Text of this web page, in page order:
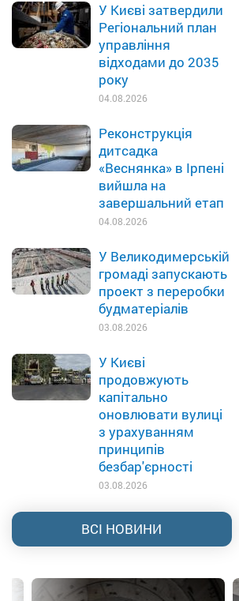
У Києві затвердили
Регіональний план
управління
відходами до 2035
року
04.08.2026
Реконструкція
дитсадка
«Веснянка» в Ірпені
вийшла на
завершальний етап
04.08.2026
У Великодимерській
громаді запускають
проект з переробки
будматеріалів
03.08.2026
У Києві
продовжують
капітально
оновлювати вулиці
з урахуванням
принципів
безбар'єрності
03.08.2026
ВСІ НОВИНИ